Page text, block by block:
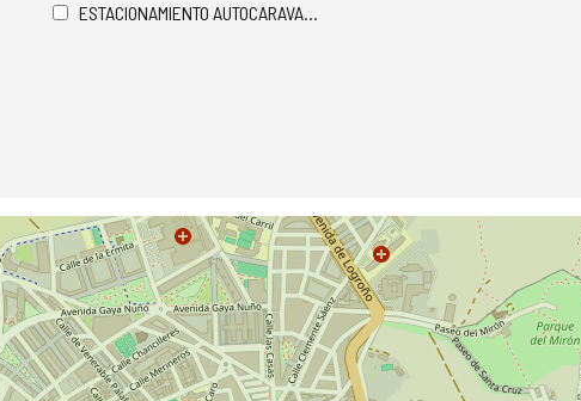
ESTACIONAMIENTO AUTOCARAVANAS